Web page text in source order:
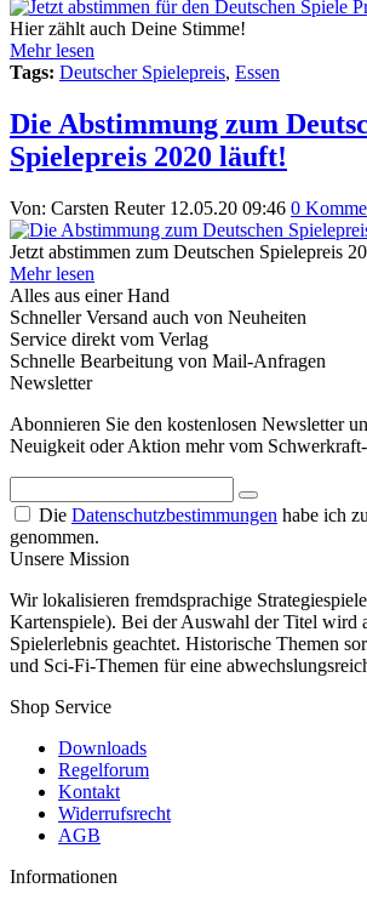
Hier zählt auch Deine Stimme!
Mehr lesen
Tags: Deutscher Spielepreis, Essen
Die Abstimmung zum
Spielepreis 2020 läuft!
Von: Carsten Reuter 12.05.20 09:46 0
Jetzt abstimmen zum Deutschen Spielepreis
Mehr lesen
Alles aus einer Hand
Schneller Versand auch von Neuheiten
Service direkt vom Verlag
Schnelle Bearbeitung von Mail-Anfragen
Newsletter
Abonnieren Sie den kostenlosen Newsletter
Neuigkeit oder Aktion mehr vom
Die Datenschutzbestimmungen habe ich
genommen.
Unsere Mission
Wir lokalisieren fremdsprachige
Kartenspiele). Bei der Auswahl der Titel wird
Spielerlebnis geachtet. Historische Themen
und Sci-Fi-Themen für eine
Shop Service
Downloads
Regelforum
Kontakt
Widerrufsrecht
AGB
Informationen